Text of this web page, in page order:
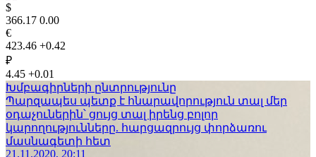
$
366.17 0.00
€
423.46 +0.42
₽
4.45 +0.01
Խմբագիրների ընտրությունը
Պարզապես պետք է հնարավորություն տալ մեր
օդաչուներին՝ ցույց տալ իրենց բոլոր
կարողությունները. հարցազրույց փորձառու
մասնագետի հետ
21.11.2020, 20:11